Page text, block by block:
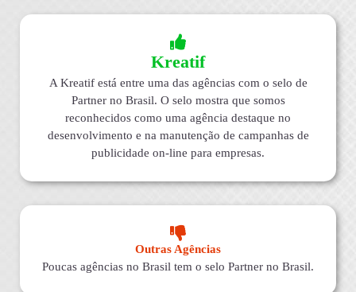
Kreatif
A Kreatif está entre uma das agências com o selo de
Partner no Brasil. O selo mostra que somos
reconhecidos como uma agência destaque no
desenvolvimento e na manutenção de campanhas de
publicidade on-line para empresas.
Outras Agências
Poucas agências no Brasil tem o selo Partner no Brasil.